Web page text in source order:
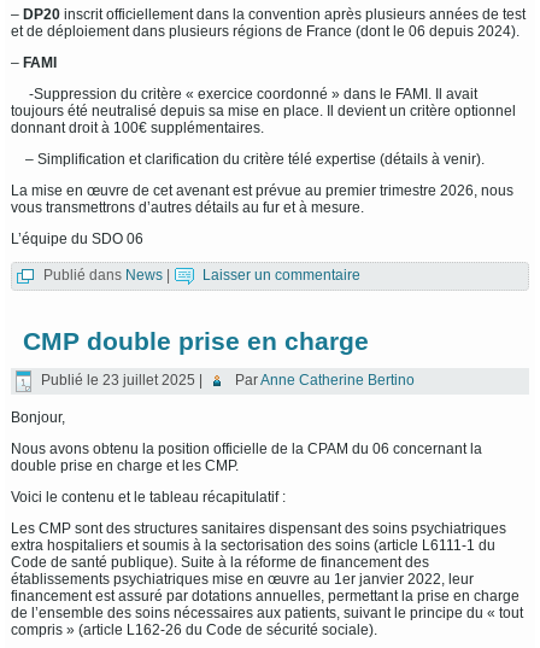
– DP20 inscrit officiellement dans la convention après plusieurs années de test
et de déploiement dans plusieurs régions de France (dont le 06 depuis 2024).
– FAMI
-Suppression du critère « exercice coordonné » dans le FAMI. Il avait
toujours été neutralisé depuis sa mise en place. Il devient un critère optionnel
donnant droit à 100€ supplémentaires.
– Simplification et clarification du critère télé expertise (détails à venir).
La mise en œuvre de cet avenant est prévue au premier trimestre 2026, nous
vous transmettrons d’autres détails au fur et à mesure.
L’équipe du SDO 06
Publié dans News Laisser un commentaire
CMP double prise en charge
Publié le 23 juillet 2025 ParAnne Catherine Bertino
Bonjour,
Nous avons obtenu la position officielle de la CPAM du 06 concernant la
double prise en charge et les CMP.
Voici le contenu et le tableau récapitulatif :
Les CMP sont des structures sanitaires dispensant des soins psychiatriques
extra hospitaliers et soumis à la sectorisation des soins (article L6111-1 du
Code de santé publique). Suite à la réforme de financement des
établissements psychiatriques mise en œuvre au 1er janvier 2022, leur
financement est assuré par dotations annuelles, permettant la prise en charge
de l’ensemble des soins nécessaires aux patients, suivant le principe du « tout
compris » (article L162-26 du Code de sécurité sociale).